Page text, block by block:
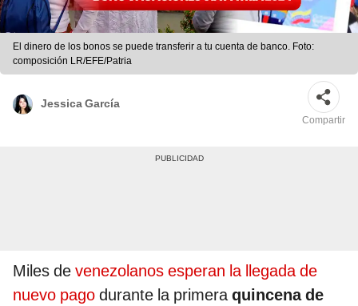
El dinero de los bonos se puede transferir a tu cuenta de banco. Foto:
composición LR/EFE/Patria
Jessica García
Compartir
Miles de venezolanos esperan la llegada de
nuevo pago durante la primeraquincena de